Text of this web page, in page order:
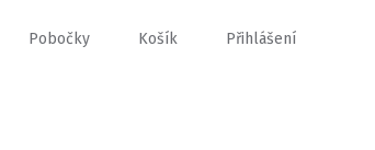
Pobočky Košík Přihlášení